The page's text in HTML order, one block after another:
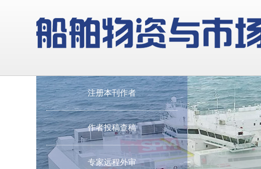
注册本刊作者
作者投稿查稿
专家远程外审